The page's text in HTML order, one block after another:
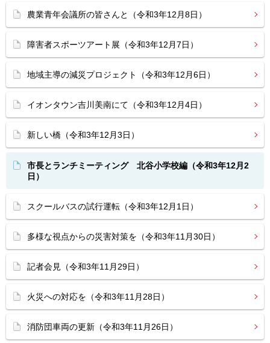
農業青年会議所の皆さんと（令和3年12月8日）
障害者スポーツアート展（令和3年12月7日）
地域主導の減災プロジェクト（令和3年12月6日）
イオンタウン吉川美南にて（令和3年12月4日）
新しい橋（令和3年12月3日）
市長とランチミーティング 北谷小学校編（令和3年12月2
日）
スクールバスの試行運転（令和3年12月1日）
多様な視点からの災害対策を（令和3年11月30日）
記者会見（令和3年11月29日）
火災への対応を（令和3年11月28日）
消防団車両の更新（令和3年11月26日）